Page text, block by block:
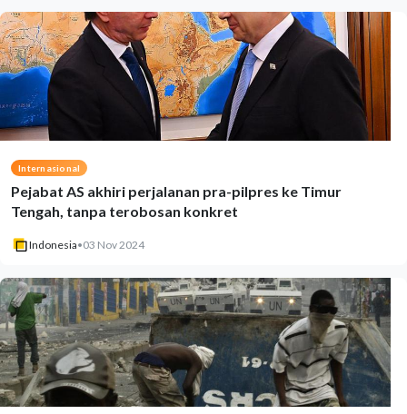
Internasional
Pejabat AS akhiri perjalanan pra-pilpres ke Timur
Tengah, tanpa terobosan konkret
Indonesia•03 Nov 2024